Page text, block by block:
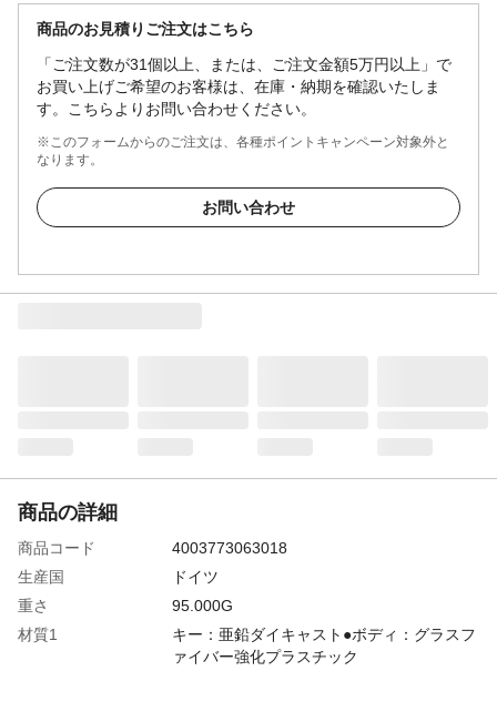
商品のお見積りご注文はこちら
「ご注文数が31個以上、または、ご注文金額5万円以上」で
お買い上げご希望のお客様は、在庫・納期を確認いたしま
す。こちらよりお問い合わせください。
※このフォームからのご注文は、各種ポイントキャンペーン対象外と
なります。
お問い合わせ
商品の詳細
商品コード
4003773063018
生産国
ドイツ
重さ
95.000G
材質1
キー：亜鉛ダイキャスト●ボディ：グラスフ
ァイバー強化プラスチック